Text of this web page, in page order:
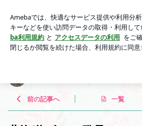
アプリをダウンロードして ブログの更新通知
ょう。
前の記事へ 一覧